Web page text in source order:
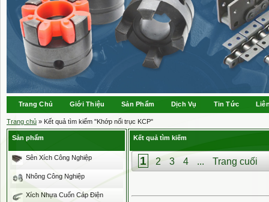
Trang Chủ Giới Thiệu Sản Phẩm Dịch Vụ Tin Tức
Trang chủ » Kết quả tìm kiếm "Khớp nối trục KCP"
Kết quả tìm kiếm
1 2 3 4 ... Trang cuối
Sản phẩm
Sên Xích Công Nghiệp
Nhông Công Nghiệp
Xích Nhựa Cuốn Cáp Điện